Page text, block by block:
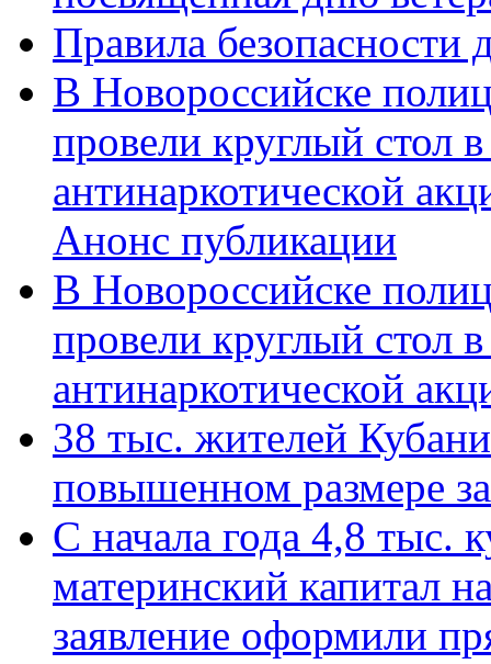
Правила безопасности
В Новороссийске
провели круглый стол
антинаркотической
Анонс публикации
В Новороссийске
провели круглый стол
антинаркотической
38 тыс. жителей
повышенном размере
С начала года 4,8 тыс.
материнский капитал
заявление оформили